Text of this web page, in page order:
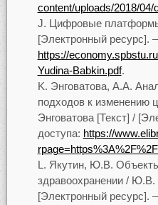
content/uploads/2018/04/
Цифровые
[Электронный ресурс].
https://
Yudina-Babkin.pdf.
Энговатова, А.А.
подходов к изменению
Энговатова [Текст] /
доступа: https://
Якутин, Ю.В.
здравоохранении / Ю.В.
[Электронный ресурс].